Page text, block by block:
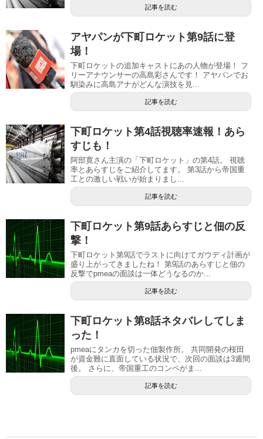
記事を読む
アヤパンが下町ロケット第9話に登
場！
下町ロケットの追加キャストにあの人物が登場！ フ
リーアナウンサーの高島彩さんです！ アヤパンでお
馴染みに高島アナがどんな演技を見...
記事を読む
下町ロケット第4話視聴率速報！あら
すじも！
阿部寛さん主演の「下町ロケット」の第4話。 視聴
率とあらすじをご紹介してます。 第3話から帝国重
工との激しい戦いが始まりまし...
記事を読む
下町ロケット第9話あらすじと佃の反
撃！
下町ロケット第9話でラストに向けてガウディ計画が
盛り上がってきましたね！ 第9話のあらすじと佃の
反撃でpmeaの面談は一体どうなるのか...
記事を読む
下町ロケット第8話ネタバレしてしま
った！
pmeaにタンカを切った佃製作所。 共同開発の桜田
が資金難に直面している状況で、次回の面談は3週間
後。 さらに、帝国重工のコンペがま...
記事を読む